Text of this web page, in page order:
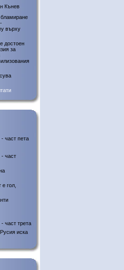
Кънев
бламиране
върху
достоен
за
част пета
- част
гол,
част трета
иска